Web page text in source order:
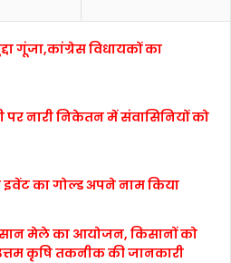
गूंजा,कांग्रेस विधायकों का
पर नारी निकेतन में संवासिनियों को
का गोल्ड अपने नाम किया
मेले का आयोजन, किसानों को
कृषि तकनीक की जानकारी